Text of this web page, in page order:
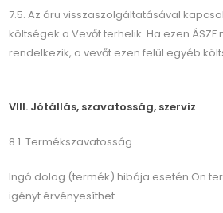
7.5. Az áru visszaszolgáltatásával
költségek a Vevőt terhelik. Ha ezen
rendelkezik, a vevőt ezen felül egyéb
VIII. Jótállás, szavatosság, szerviz
8.1. Termékszavatosság
Ingó dolog (termék) hibája esetén Ön
igényt érvényesíthet.